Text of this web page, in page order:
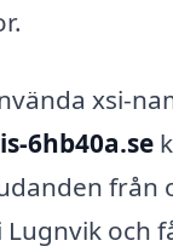
xsi-
6hb40a.se
från
och